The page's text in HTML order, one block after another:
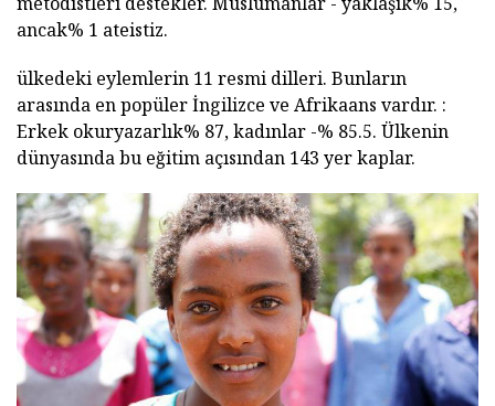
ancak% 1 ateistiz.
ülkedeki eylemlerin 11 resmi dilleri. Bunların
arasında en popüler İngilizce ve Afrikaans vardır. :
Erkek okuryazarlık% 87, kadınlar -% 85.5. Ülkenin
dünyasında bu eğitim açısından 143 yer kaplar.